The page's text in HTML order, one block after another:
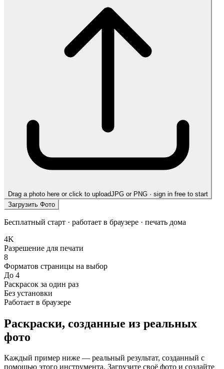
Drag a photo here or click to uploadJPG or PNG · sign in free to start
Загрузить Фото
Бесплатный старт · работает в браузере · печать дома
4K
Разрешение для печати
8
Форматов страницы на выбор
До 4
Раскрасок за один раз
Без установки
Работает в браузере
Раскраски, созданные из реальных
фото
Каждый пример ниже — реальный результат, созданный с
помощью этого инструмента. Загрузите своё фото и создайте